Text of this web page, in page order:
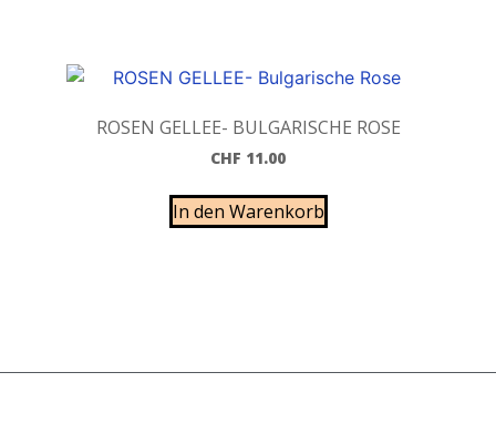
ROSEN GELLEE- BULGARISCHE ROSE
CHF 11.00
In den Warenkorb